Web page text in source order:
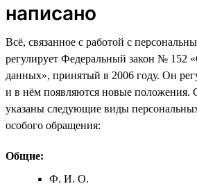
написано
Всё, связанное с работой с
регулирует Федеральный закон № 152
данных», принятый в 2006 году. Он
и в нём появляются новые положения.
указаны следующие виды
особого обращения:
Общие:
Ф. И. О.